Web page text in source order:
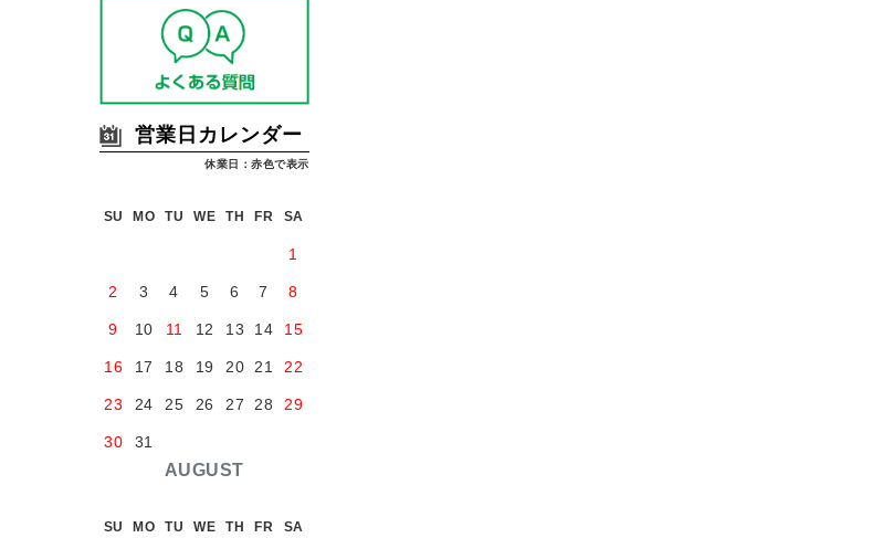
営業日カレンダー
休業日：赤色で表示
AUGUST
SU MO TU WE TH FR SA
1
2 3 4 5 6 7 8
9 10 11 12 13 14 15
16 17 18 19 20 21 22
23 24 25 26 27 28 29
30 31
SU MO TU WE TH FR SA